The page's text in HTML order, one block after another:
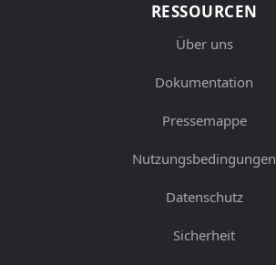
RESSOURCEN
Über uns
Dokumentation
Pressemappe
Nutzungsbedingungen
Datenschutz
Sicherheit